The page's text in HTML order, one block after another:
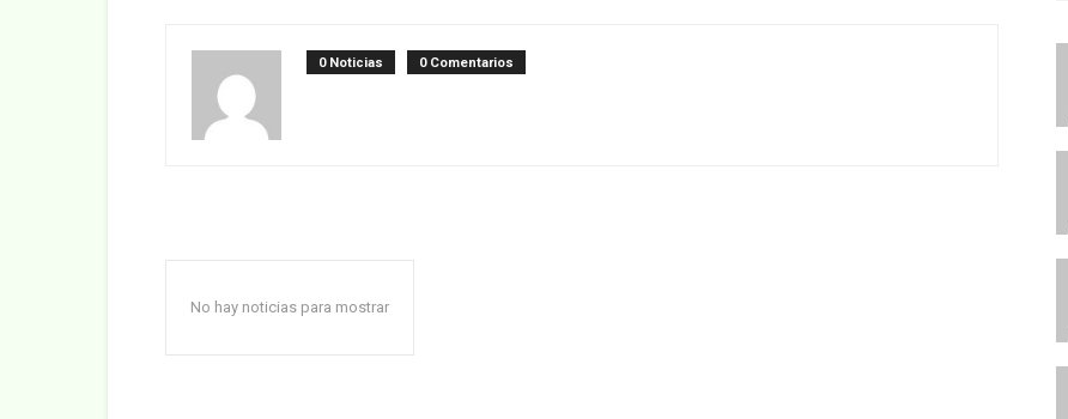
0 Noticias 0 Comentarios
No hay noticias para mostrar